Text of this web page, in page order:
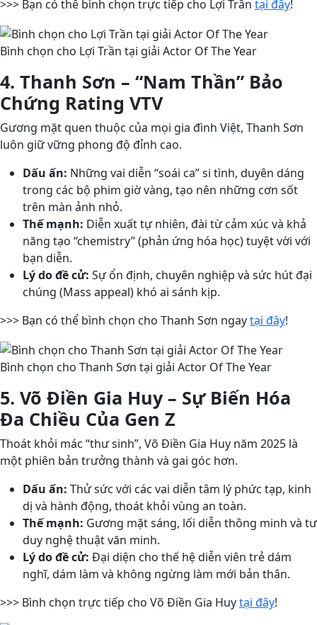
>>> Bạn có thể bình chọn trực tiếp cho Lợi Trần tại đây!
Bình chọn cho Lợi Trần tại giải Actor Of The Year
4. Thanh Sơn – “Nam Thần” Bảo
Chứng Rating VTV
Gương mặt quen thuộc của mọi gia đình Việt, Thanh Sơn
luôn giữ vững phong độ đỉnh cao.
Dấu ấn: Những vai diễn “soái ca” si tình, duyên dáng
trong các bộ phim giờ vàng, tạo nên những cơn sốt
trên màn ảnh nhỏ.
Thế mạnh: Diễn xuất tự nhiên, đài từ cảm xúc và khả
năng tạo “chemistry” (phản ứng hóa học) tuyệt vời với
bạn diễn.
Lý do đề cử: Sự ổn định, chuyên nghiệp và sức hút đại
chúng (Mass appeal) khó ai sánh kịp.
>>> Bạn có thể bình chọn cho Thanh Sơn ngaytại đây!
Bình chọn cho Thanh Sơn tại giải Actor Of The Year
5. Võ Điền Gia Huy – Sự Biến Hóa
Đa Chiều Của Gen Z
Thoát khỏi mác “thư sinh”, Võ Điền Gia Huy năm 2025 là
một phiên bản trưởng thành và gai góc hơn.
Dấu ấn: Thử sức với các vai diễn tâm lý phức tạp, kinh
dị và hành động, thoát khỏi vùng an toàn.
Thế mạnh: Gương mặt sáng, lối diễn thông minh và tư
duy nghệ thuật văn minh.
Lý do đề cử: Đại diện cho thế hệ diễn viên trẻ dám
nghĩ, dám làm và không ngừng làm mới bản thân.
>>> Bình chọn trực tiếp cho Võ Điền Gia Huytại đây!